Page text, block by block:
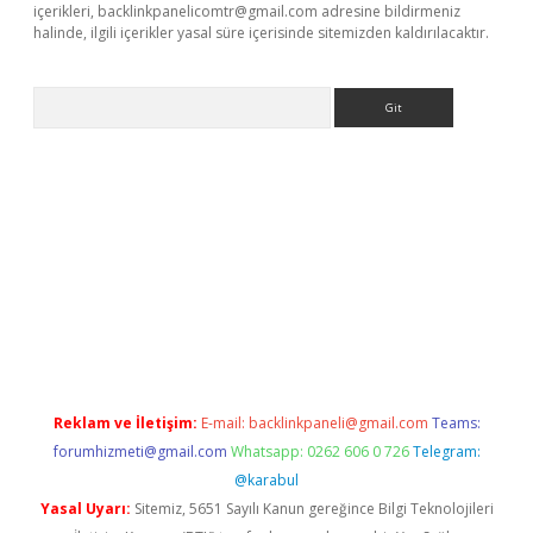
içerikleri, backlinkpanelicomtr@gmail.com adresine bildirmeniz
halinde, ilgili içerikler yasal süre içerisinde sitemizden kaldırılacaktır.
Reklam ve İletişim: E-mail: backlinkpaneli@gmail.com Teams:
forumhizmeti@gmail.com Whatsapp: 0262 606 0 726 Telegram:
@karabul
Yasal Uyarı: Sitemiz, 5651 Sayılı Kanun gereğince Bilgi Teknolojileri